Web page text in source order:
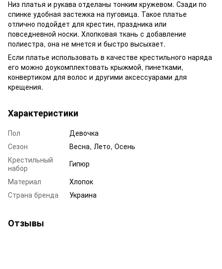
Низ платья и рукава отделаны тонким кружевом. Сзади по
спинке удобная застежка на пуговица. Такое платье
отлично подойдет для крестин, праздника или
повседневной носки. Хлопковая ткань с добавление
полиестра, она не мнется и быстро высыхает.
Если платье использовать в качестве крестильного наряда
его можно доукомплектовать крыжмой, пинетками,
конвертиком для волос и другими аксессуарами для
крещения.
Характеристики
Пол
Девочка
Сезон
Весна, Лето, Осень
Крестильный
набор
Гипюр
Материал
Хлопок
Страна бренда
Украина
Отзывы